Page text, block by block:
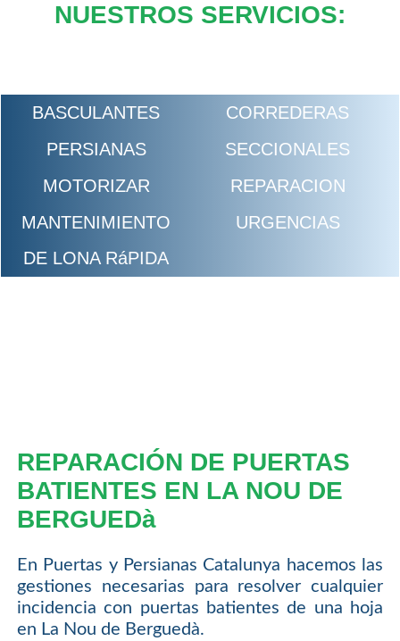
NUESTROS SERVICIOS:
BASCULANTES
CORREDERAS
PERSIANAS
SECCIONALES
MOTORIZAR
REPARACION
MANTENIMIENTO
URGENCIAS
DE LONA RáPIDA
REPARACIÓN DE PUERTAS
BATIENTES EN LA NOU DE
BERGUEDà
En Puertas y Persianas Catalunya hacemos las
gestiones necesarias para resolver cualquier
incidencia con puertas batientes de una hoja
en La Nou de Berguedà.